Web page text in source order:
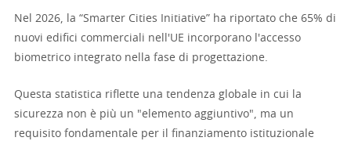
Nel 2026, la “Smarter Cities Initiative” ha riportato che 65% di
nuovi edifici commerciali nell'UE incorporano l'accesso
biometrico integrato nella fase di progettazione.
Questa statistica riflette una tendenza globale in cui la
sicurezza non è più un "elemento aggiuntivo", ma un
requisito fondamentale per il finanziamento istituzionale